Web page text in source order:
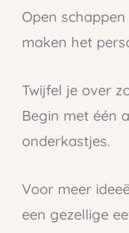
Open
maken het
Twijfel je over
Begin met één
onderkastjes.
Voor meer
een gezellige